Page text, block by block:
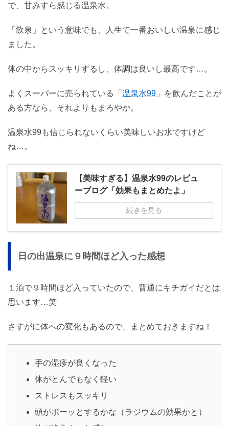
で、甘みすら感じる温泉水。
「飲泉」という意味でも、人生で一番おいしい温泉に感じ
ました。
体の中からスッキリするし、体調は良いし最高です…。
よくスーパーに売られている「 温泉水99 」を飲んだことが
ある方なら、それよりもまろやか。
温泉水99も信じられないくらい美味しいお水ですけど
ね…。
【美味すぎる】温泉水99のレビュ
ーブログ「効果もまとめたよ」
続きを見る
日の出温泉に９時間ほど入った感想
１泊で９時間ほど入っていたので、普通にキチガイだとは
思います…笑
さすがに体への変化もあるので、まとめておきますね！
手の湿疹が良くなった
体がとんでもなく軽い
ストレスもスッキリ
頭がボーッとするかな（ラジウムの効果かと）